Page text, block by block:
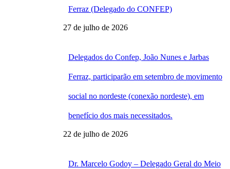
Ferraz (Delegado do CONFEP)
27 de julho de 2026
Delegados do Confep, João Nunes e Jarbas
Ferraz, participarão em setembro de movimento
social no nordeste (conexão nordeste), em
benefício dos mais necessitados.
22 de julho de 2026
Dr. Marcelo Godoy – Delegado Geral do Meio